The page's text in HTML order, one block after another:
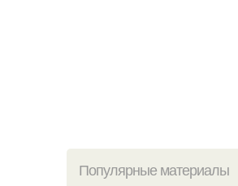
Популярные материалы